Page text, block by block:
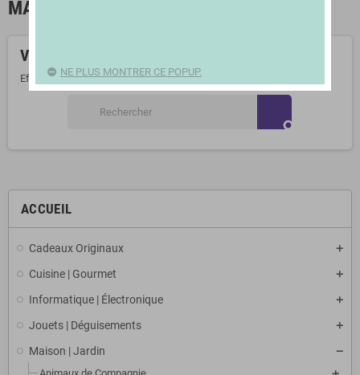
ACCUEIL
Cadeaux Originaux
Cuisine | Gourmet
Informatique | Électronique
Jouets | Déguisements
Maison | Jardin
MALLES
Veuillez nous excuser pour le désagrément.
Effectuez une nouvelle recherche
search
NE PLUS MONTRER CE POPUP.